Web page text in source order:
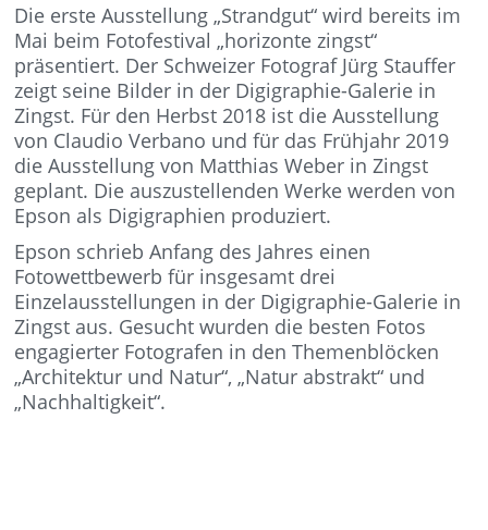
Die erste Ausstellung „Strandgut“ wird bereits im
Mai beim Fotofestival „horizonte zingst“
präsentiert. Der Schweizer Fotograf Jürg Stauffer
zeigt seine Bilder in der Digigraphie-Galerie in
Zingst. Für den Herbst 2018 ist die Ausstellung
von Claudio Verbano und für das Frühjahr 2019
die Ausstellung von Matthias Weber in Zingst
geplant. Die auszustellenden Werke werden von
Epson als Digigraphien produziert.
Epson schrieb Anfang des Jahres einen
Fotowettbewerb für insgesamt drei
Einzelausstellungen in der Digigraphie-Galerie in
Zingst aus. Gesucht wurden die besten Fotos
engagierter Fotografen in den Themenblöcken
„Architektur und Natur“, „Natur abstrakt“ und
„Nachhaltigkeit“.